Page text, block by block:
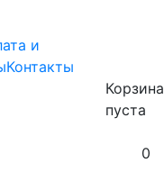
и
Контакты
Корзина
пуста
0